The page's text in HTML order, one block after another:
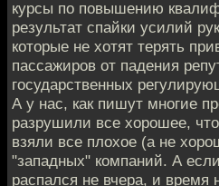
курсы по повышению
результат спайки усилий
которые не хотят терять
пассажиров от падения
государственных
А у нас, как пишут многие
разрушили все хорошее,
взяли все плохое (а не
"западных" компаний. А
распался не вчера, и время